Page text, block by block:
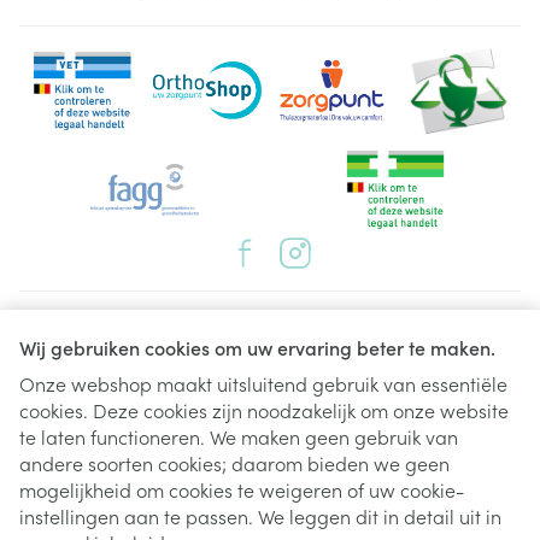
Wij gebruiken cookies om uw ervaring beter te maken.
Onze webshop maakt uitsluitend gebruik van essentiële
cookies. Deze cookies zijn noodzakelijk om onze website
te laten functioneren. We maken geen gebruik van
andere soorten cookies; daarom bieden we geen
mogelijkheid om cookies te weigeren of uw cookie-
instellingen aan te passen. We leggen dit in detail uit in
behandeling van hartproblemen),
antibiotica die gebruikt worden om bacteriële
infecties te behandelen (bijv. rifampicine,
erytromycine via injectie, claritromycine,
sparfloxacine, moxifloxacine),
antischimmel medicijnen (bijv. itraconazol,
ketoconazol, amfotericine B via injecties),
allopurinol (tegen jicht),
reacties zoals hooikoorts te behandelen (bijv.
mizolastine, terfenadine, astemizol),
corticosteroïden (gebruikt om verschillende
aandoeningen te behandelen waaronder ernstige
astma en reumatoïde artritis) en niet-steroïde
ontstekingsremmende medicijnen (bijv. ibuprofen) of
hoge doses salicylaten (bijv. acetylsalicylzuur, een
stof die aanwezig is in veel pijnstillers en
koortsverlagende medicijnen evenals in medicijnen
Zelden (kan bij maximaal 1 op de 1000 personen
optreden):
Juridische links